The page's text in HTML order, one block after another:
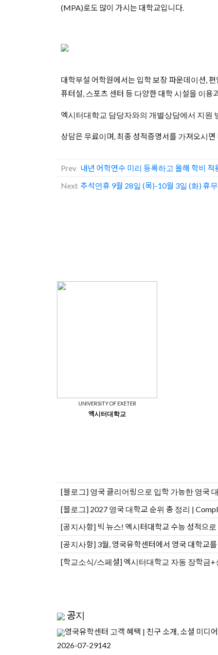
(MPA)로도 많이 가시는 대학교입니다.
대학부설 어학원에서는 입학 보장 파운데이션,
퓨터설, 스포츠 센터 등 다양한 대학 시설을 이
엑시터대학교 담당자와의 개별상담에서 지원
상담은 무료이며, 최종 성적증명서를 가져오시
Prev 내년 어학연수 미리 등록하고 올해 학비 적
Next 추석연휴 9월 28일 (목)-10월 3일 (화) 휴
UNIVERSITY OF EXETER
엑시터대학교
[블로그] 영국 클리어링으로 입학 가능한 영국
[블로그] 2027 영국 대학교 순위 총 정리 |
[공지사항] 빅 뉴스! 엑시터대학교 수능 성적으
[공지사항] 3월, 영국유학센터에서 영국 대학교
[학교소식/스페셜] 엑시터대학교 자동 장학금
공지
영국유학센터 고객 혜택 | 친구 소개, 소셜 미디
2026-07-29142